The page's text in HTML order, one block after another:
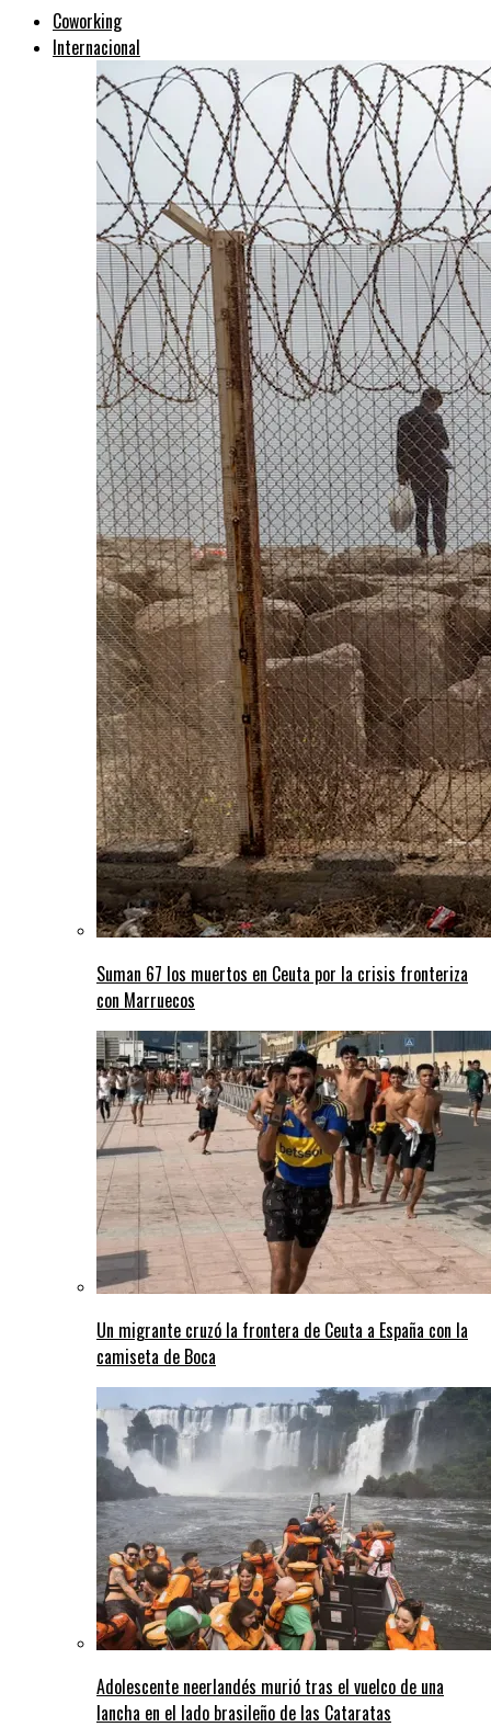
Coworking
Internacional
Suman 67 los muertos en Ceuta por la crisis fronteriza
con Marruecos
Un migrante cruzó la frontera de Ceuta a España con la
camiseta de Boca
Adolescente neerlandés murió tras el vuelco de una
lancha en el lado brasileño de las Cataratas